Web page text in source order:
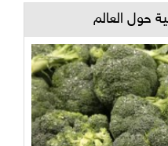
حول العالم